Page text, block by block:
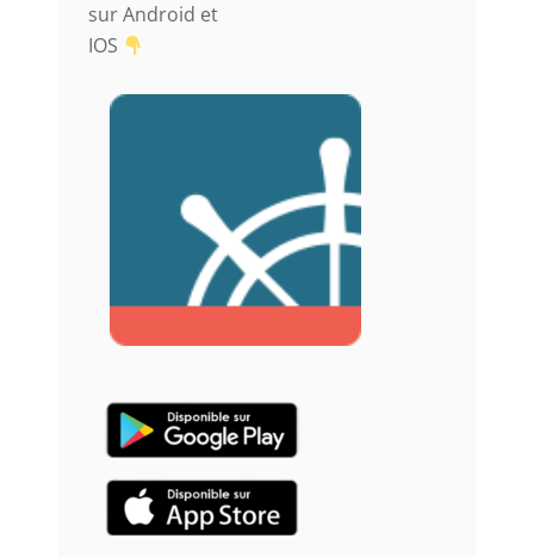
sur Android et
IOS